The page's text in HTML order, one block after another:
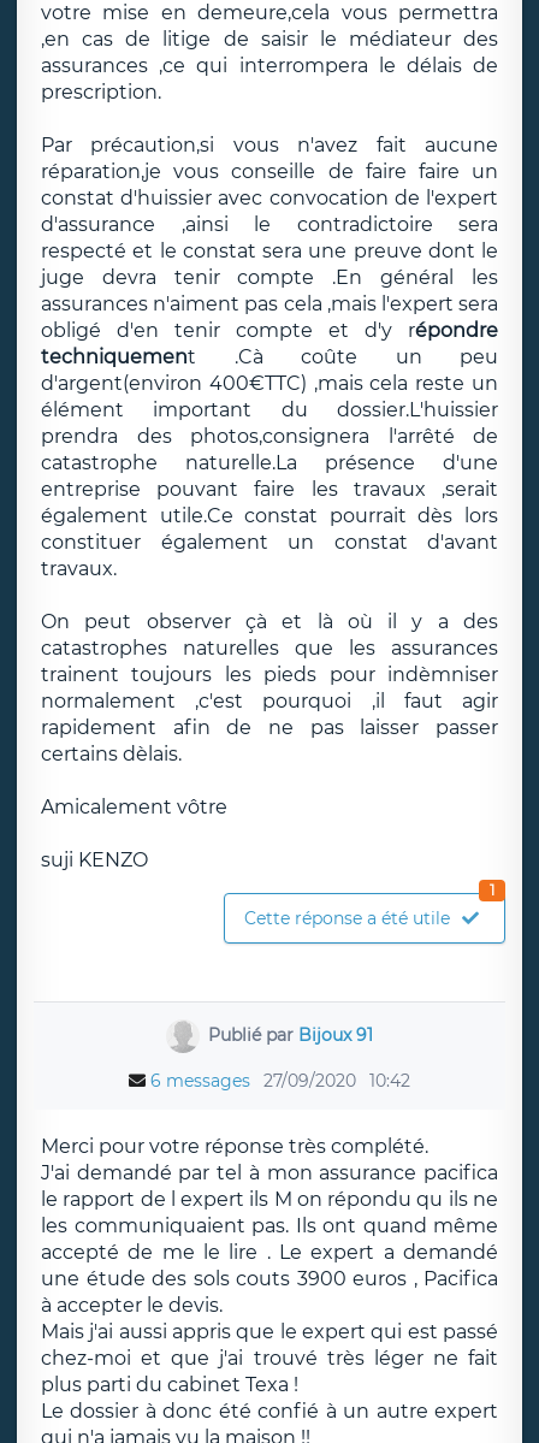
votre mise en demeure,cela vous permettra
,en cas de litige de saisir le médiateur des
assurances ,ce qui interrompera le délais de
prescription.
Par précaution,si vous n'avez fait aucune
réparation,je vous conseille de faire faire un
constat d'huissier avec convocation de l'expert
d'assurance ,ainsi le contradictoire sera
respecté et le constat sera une preuve dont le
juge devra tenir compte .En général les
assurances n'aiment pas cela ,mais l'expert sera
obligé d'en tenir compte et d'y répondre
techniquement .Cà coûte un peu
d'argent(environ 400€TTC) ,mais cela reste un
élément important du dossier.L'huissier
prendra des photos,consignera l'arrêté de
catastrophe naturelle.La présence d'une
entreprise pouvant faire les travaux ,serait
également utile.Ce constat pourrait dès lors
constituer également un constat d'avant
travaux.
On peut observer çà et là où il y a des
catastrophes naturelles que les assurances
trainent toujours les pieds pour indèmniser
normalement ,c'est pourquoi ,il faut agir
rapidement afin de ne pas laisser passer
certains dèlais.
Amicalement vôtre
suji KENZO
Cette réponse a été utile
1
Publié par Bijoux 91
6 messages 27/09/2020 10:42
Merci pour votre réponse très complété.
J'ai demandé par tel à mon assurance pacifica
le rapport de l expert ils M on répondu qu ils ne
les communiquaient pas. Ils ont quand même
accepté de me le lire . Le expert a demandé
une étude des sols couts 3900 euros , Pacifica
à accepter le devis.
Mais j'ai aussi appris que le expert qui est passé
chez-moi et que j'ai trouvé très léger ne fait
plus parti du cabinet Texa !
Le dossier à donc été confié à un autre expert
qui n'a jamais vu la maison !!